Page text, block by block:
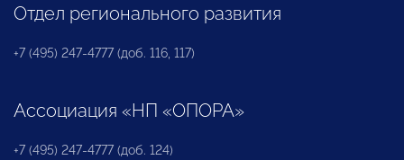
Отдел регионального развития
+7 (495) 247-4777 (доб. 116, 117)
Ассоциация «НП «ОПОРА»
+7 (495) 247-4777 (доб. 124)